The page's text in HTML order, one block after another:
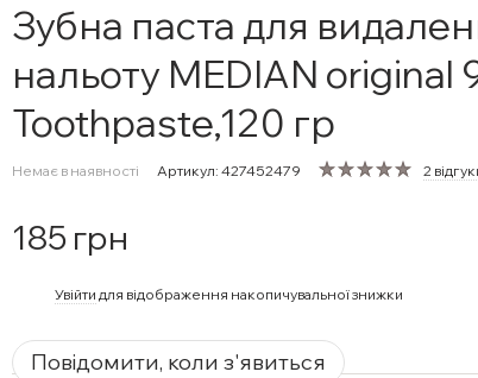
Зубна паста для
нальоту MEDIAN original
Toothpaste,120 гр
Немає в наявності Артикул: 427452479 2
185 грн
Увійти для відображення накопичувальної знижки
Повідомити, коли з'явиться